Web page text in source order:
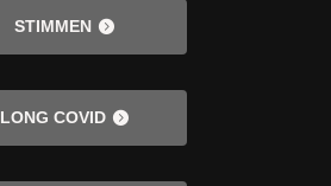
STIMMEN
LONG COVID